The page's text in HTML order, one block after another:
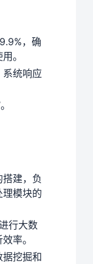
，确
。
统响应
建，负
模块的
行大数
率。
挖掘和